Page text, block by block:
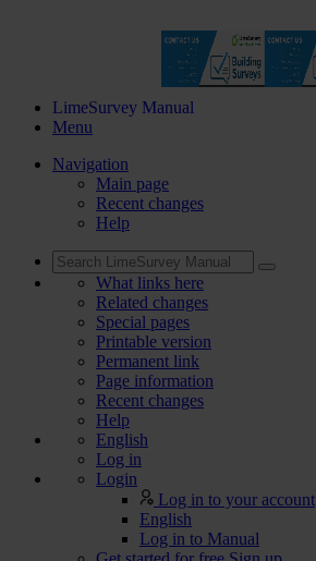
LimeSurvey Manual
Menu
Navigation
Main page
Recent changes
Help
What links here
Related changes
Special pages
Printable version
Permanent link
Page information
Recent changes
Help
English
Log in
Login
Log in to your account
English
Log in to Manual